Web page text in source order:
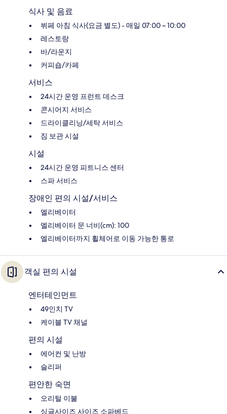
식사 및 음료
뷔페 아침 식사(요금 별도) - 매일 07:00 ~ 10:00
레스토랑
바/라운지
커피숍/카페
서비스
24시간 운영 프런트 데스크
콘시어지 서비스
드라이클리닝/세탁 서비스
짐 보관 시설
시설
24시간 운영 피트니스 센터
스파 서비스
장애인 편의 시설/서비스
엘리베이터
엘리베이터 문 너비(cm): 100
엘리베이터까지 휠체어로 이동 가능한 통로
객실 편의 시설
엔터테인먼트
49인치 TV
케이블 TV 채널
편의 시설
에어컨 및 난방
슬리퍼
편안한 숙면
오리털 이불
싱글사이즈 사이즈 소파베드